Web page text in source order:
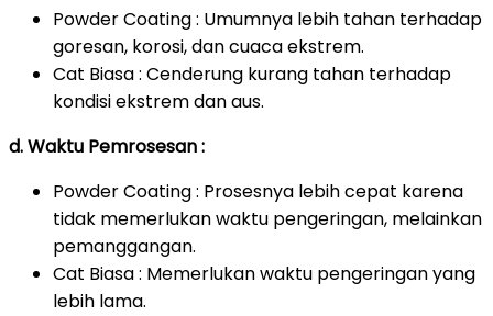
Powder Coating : Umumnya lebih tahan terhadap
goresan, korosi, dan cuaca ekstrem.
Cat Biasa : Cenderung kurang tahan terhadap
kondisi ekstrem dan aus.
d. Waktu Pemrosesan :
Powder Coating : Prosesnya lebih cepat karena
tidak memerlukan waktu pengeringan, melainkan
pemanggangan.
Cat Biasa : Memerlukan waktu pengeringan yang
lebih lama.